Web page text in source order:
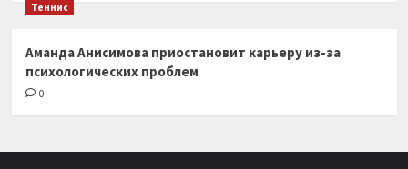
Теннис
Аманда Анисимова приостановит карьеру из-за
психологических проблем
0